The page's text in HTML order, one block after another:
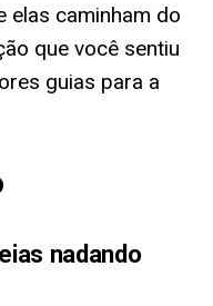
elas caminham do
que você sentiu
guias para a
nadando